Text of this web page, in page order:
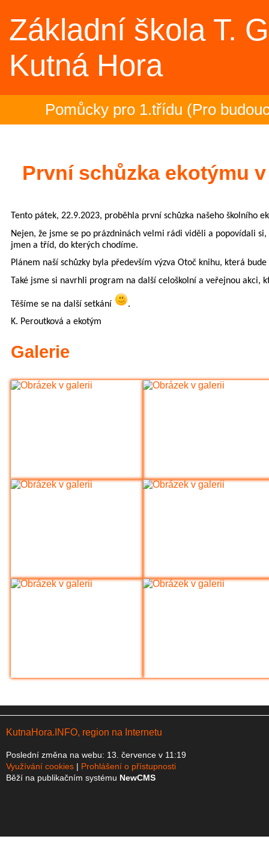
Základní škola T.
Kutná Hora
Pomůcky pro 1.třídu (Pro
2.- 5.ročník na plovárně
Třeťáci zakončili plavecký výcvik
Evropská mozaika – projektový
6.A na výletě v Hradci Králové
Sportovali i nesportovci (6.B)
Olympijský den pátý - bronz z
přehazované pro 1.st (Sportovní
První schůzka ekotýmu
Tento pátek, 22.9.2023, proběhla první schůzka našeho školního
Nejen, že jsme se po prázdninách velmi rádi viděli a popovídali
jmen a tříd, do kterých chodíme.
Plánem naší schůzky byla především výzva Otoč knihu, která
Také jsme si navrhli program na další celoškolní a veřejnou akci,
Těšíme se na další setkání
.
K. Peroutková a ekotým
Galerie
KutnaHora.INFO, region na Internetu
Poslední změna na webu: 13. července v 11:19
Využívání cookies
Prohlášení o přístupnosti
Běží na publikačním systému NewCMS